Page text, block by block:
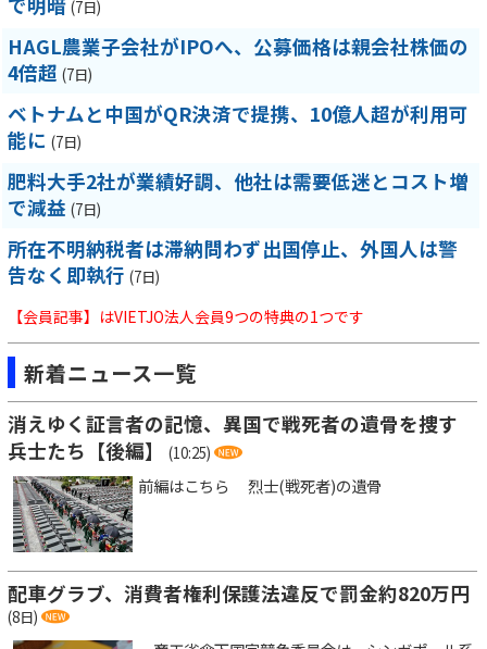
(7日)
HAGL農業子会社がIPOへ、公募価格は親会社株価の
4倍超 (7日)
ベトナムと中国がQR決済で提携、10億人超が利用可
能に (7日)
肥料大手2社が業績好調、他社は需要低迷とコスト増
で減益 (7日)
所在不明納税者は滞納問わず出国停止、外国人は警
告なく即執行 (7日)
【会員記事】はVIETJO法人会員9つの特典の1つです
新着ニュース一覧
消えゆく証言者の記憶、異国で戦死者の遺骨を捜す
兵士たち【後編】
(10:25)
前編はこちら 烈士(戦死者)の遺骨
配車グラブ、消費者権利保護法違反で罰金約820万円
(8日)